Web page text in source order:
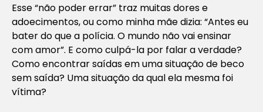
Esse “não poder errar” traz muitas dores e
adoecimentos, ou como minha mãe dizia: “Antes eu
bater do que a polícia. O mundo não vai ensinar
com amor”. E como culpá-la por falar a verdade?
Como encontrar saídas em uma situação de beco
sem saída? Uma situação da qual ela mesma foi
vítima?